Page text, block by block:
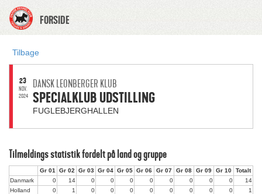
FORSIDE
Tilbage
23
NOV.
2024
DANSK LEONBERGER KLUB
SPECIALKLUB UDSTILLING
FUGLEBJERGHALLEN
Tilmeldings statistik fordelt på land og gruppe
Gr 01 Gr 02 Gr 03 Gr 04 Gr 05 Gr 06 Gr 07 Gr 08 Gr 09 Gr 10
Totalt
Danmark
0 14 0 0 0 0 0 0 0 0
14
Holland
0 1 0 0 0 0 0 0 0 0
1